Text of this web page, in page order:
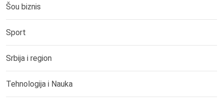
Šou biznis
Sport
Srbija i region
Tehnologija i Nauka